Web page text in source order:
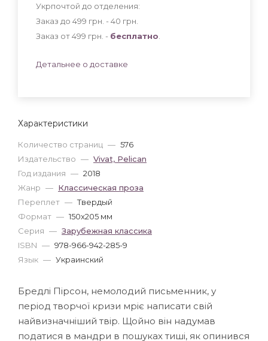
Характеристики
Количество страниц — 576
Издательство — Vivat, Pelican
Год издания — 2018
Жанр — Классическая проза
Переплет — Твердый
Формат — 150x205 мм
Серия — Зарубежная классика
ISBN — 978-966-942-285-9
Язык — Украинский
Укрпочтой до отделения:
Заказ до 499 грн. - 40 грн
Заказ от 499 грн. - бесплатно
Детальнее о доставке
Бредлі Пірсон, немолодий письменник, у
період творчої кризи мріє написати свій
найвизначніший твір. Щойно він надумав
податися в мандри в пошуках тиші, як опинився